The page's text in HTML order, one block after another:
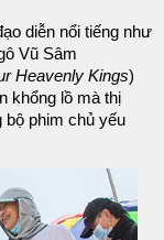
diễn nổi tiếng như
Vũ Sâm
Heavenly Kings)
khổng lồ mà thị
phim chủ yếu